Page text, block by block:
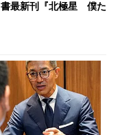
書最新刊『北極星 僕た